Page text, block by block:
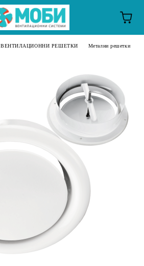
ВЕНТИЛАЦИОННИ РЕШЕТКИ Метални решетки